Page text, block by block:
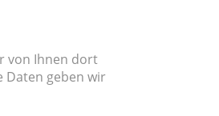
von Ihnen dort
Daten geben wir